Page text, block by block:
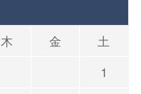
木 金
土
1